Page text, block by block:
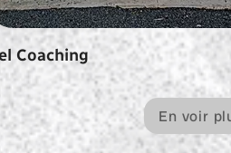
Coaching
En voir